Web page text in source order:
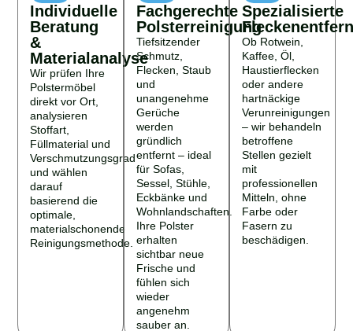
Individuelle
Beratung
&
Materialanalyse
Wir prüfen Ihre
Polstermöbel
direkt vor Ort,
analysieren
Stoffart,
Füllmaterial und
Verschmutzungsgrad
und wählen
darauf
basierend die
optimale,
materialschonende
Reinigungsmethode.
Fachgerechte
Polsterreinigung
Tiefsitzender
Schmutz,
Flecken, Staub
und
unangenehme
Gerüche
werden
gründlich
entfernt – ideal
für Sofas,
Sessel, Stühle,
Eckbänke und
Wohnlandschaften.
Ihre Polster
erhalten
sichtbar neue
Frische und
fühlen sich
wieder
angenehm
sauber an.
Spezialisierte
Ob Rotwein,
Kaffee, Öl,
Haustierflecken
oder andere
hartnäckige
Verunreinigungen
– wir behandeln
betroffene
Stellen gezielt
mit
professionellen
Mitteln, ohne
Farbe oder
Fasern zu
beschädigen.